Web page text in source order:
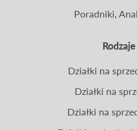
Poradniki,
Działki na
Działki na
Działki na